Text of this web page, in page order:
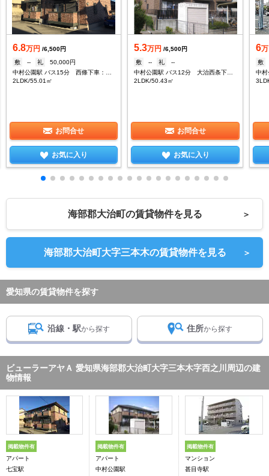
6.8万円 /6,500円
敷
-- 礼
50,000円
2LDK/55.01㎡
お問合せ
お気に入り
5.3万円 /6,500円
敷
-- 礼
--
2LDK/50.43㎡
お問合せ
お気に入り
6
敷
海部郡大治町の賃貸物件を見る ＞
海部郡大治町大字三本木の賃貸物件を見る ＞
愛知県の賃貸物件を探す
沿線・駅から探す 住所から探す
ビューラーアヤＡ 愛知県海部郡大治町大字三本木字西之川周辺の建
物情報
掲載物件有
アパート
七宝駅
掲載物件有
アパート
中村公園駅
掲載物件有
マンション
甚目寺駅